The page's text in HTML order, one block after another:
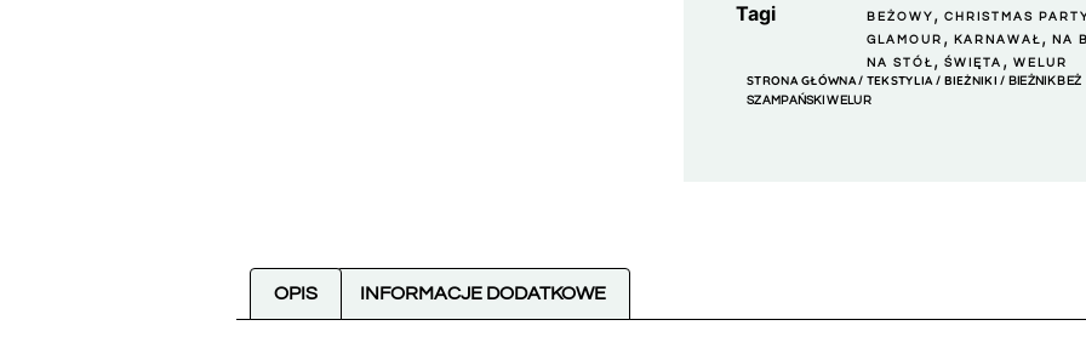
Tagi BEŻOWY ,CHRISTMAS
GLAMOUR ,KARNAWAŁ ,NA
NA STÓŁ ,ŚWIĘTA ,WELUR
STRONA GŁÓWNA/ TEKSTYLIA/ BIEŻNIKI / BIEŻNIK BEŻ
SZAMPAŃSKI WELUR
OPIS INFORMACJE DODATKOWE